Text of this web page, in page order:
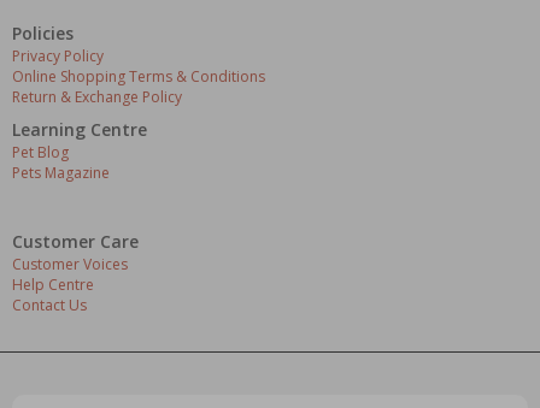
Policies
Privacy Policy
Online Shopping Terms & Conditions
Return & Exchange Policy
Learning Centre
Pet Blog
Pets Magazine
Customer Care
Customer Voices
Help Centre
Contact Us